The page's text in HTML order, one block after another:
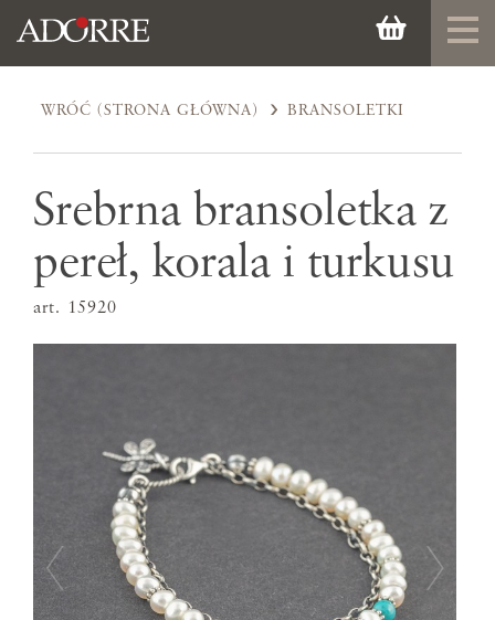
WRÓĆ (STRONA GŁÓWNA) BRANSOLETKI
Srebrna bransoletka z
pereł, korala i turkusu
art. 15920